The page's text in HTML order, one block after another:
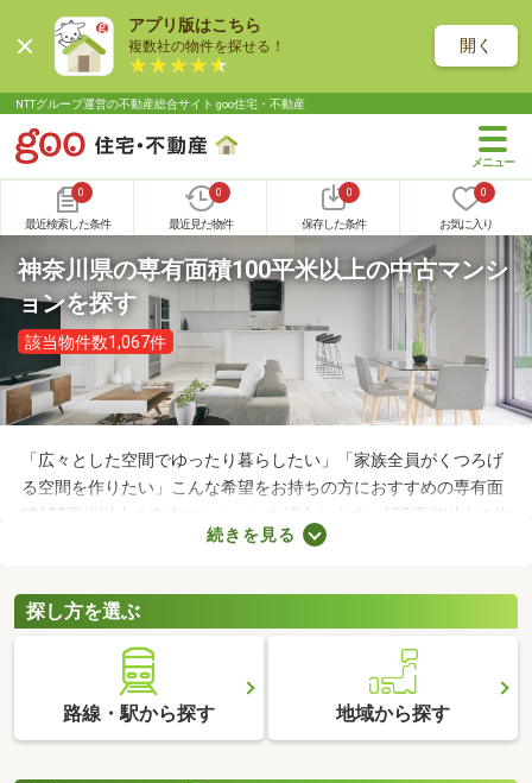
アプリ版はこちら
複数社の物件を探せる！ 開く
NTTグループ運営の不動産総合サイト goo住宅・不動産
0
最近検索した条件
0
最近見た物件
0
保存した条件
0
お気に入り
神奈川県の専有面積100平米以上の中古マンシ
ョンを探す
該当物件数1,067件
「広々とした空間でゆったり暮らしたい」「家族全員がくつろげ
る空間を作りたい」こんな希望をお持ちの方におすすめの専有面
積100平米以上の中古マンションを紹介します。100平米以上の物
件は、4人家族がゆったり暮らす広さとして最適。立地や物件設
てくださいね。
続きを見る
探し方を選ぶ
路線・駅から探す 地域から探す